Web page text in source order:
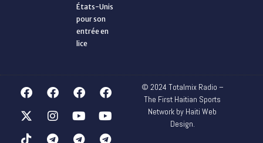
États-Unis
pour son
entrée en
lice
© 2024 Totalmix Radio –
The First Haitian Sports
Network by Haiti Web
Design.